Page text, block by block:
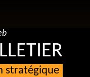
stratégique